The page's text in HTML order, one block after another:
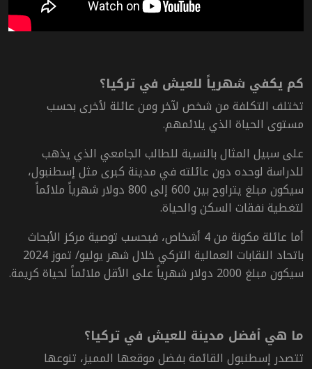
كم يكفي شهرياً للعيش في تركيا؟
تختلف التكلفة من شخص لآخر ومن عائلة لأخرى بحسب
مستوى الحياة الذي يلائمهم.
على سبيل المثال بالنسبة للطالب الجامعي الذي يذهب
للدراسة لوحده دون عائلته في مدينة كبرى مثل إسطنبول،
سيكون مبلغ يتراوح بين 600 إلى 800 دولار شهرياً ملائماً
لتغطية نفقات السكن والحياة.
أما عائلة مكونة من 4 أشخاص، فبحسب توصية مركز الأبحاث
باتحاد النقابات العمالية التركي خلال شهر يوليو/ تموز 2024
سيكون مبلغ 2000 دولار شهرياً على الأقل ملائماً لحياة كريمة.
ما هي أفضل مدينة للعيش في تركيا؟
تتصدر إسطنبول القائمة بفضل موقعها المميز، تنوعها